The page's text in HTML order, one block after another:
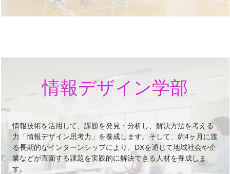
情報デザイン学部
情報技術を活用して、課題を発見・分析し、解決方法を考える
力「情報デザイン思考力」を養成します。そして、約4ヶ月に渡
る長期的なインターンシップにより、DXを通じて地域社会や企
業などが直面する課題を実践的に解決できる人材を養成しま
す。